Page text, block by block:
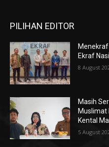
PILIHAN EDITOR
Ekraf
8 August
Masih
Muslimat
Kental
5 August